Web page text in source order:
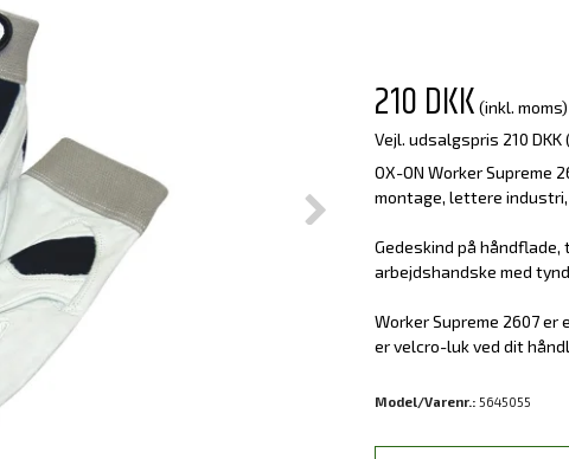
210 DKK (inkl. moms)
Vejl. udsalgspris 210 DKK
OX-ON Worker Supreme
montage, lettere
Gedeskind på
arbejdshandske med
Worker Supreme 2607
er velcro-luk ved dit
Model/Varenr.: 5645055